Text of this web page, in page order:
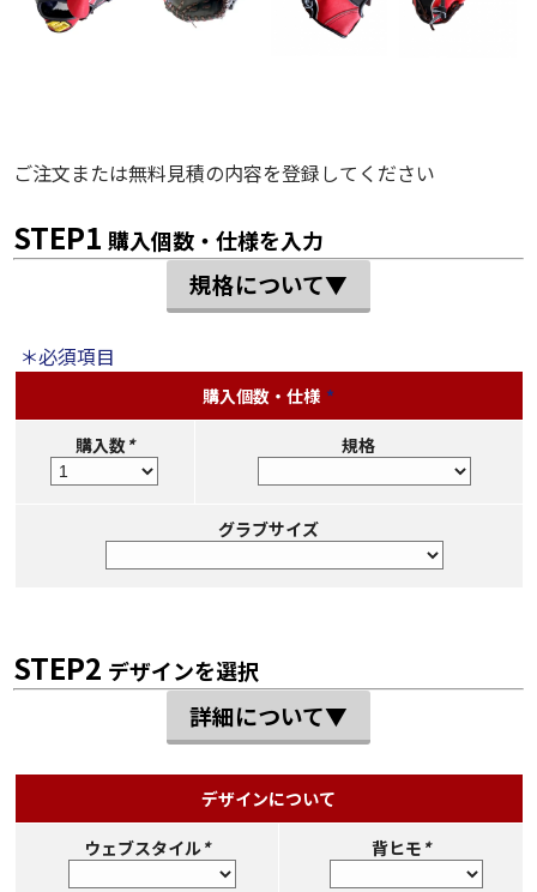
ご注文または無料見積の内容を登録してください
STEP1 購入個数・仕様を入力
規格について▼
＊必須項目
購入個数・仕様 *
購入数* 規格
グラブサイズ
STEP2 デザインを選択
詳細について▼
デザインについて
ウェブスタイル* 背ヒモ *